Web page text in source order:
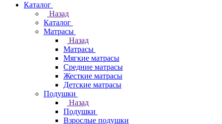
Каталог
Назад
Каталог
Матрасы
Назад
Матрасы
Мягкие матрасы
Средние матрасы
Жесткие матрасы
Детские матрасы
Подушки
Назад
Подушки
Взрослые подушки